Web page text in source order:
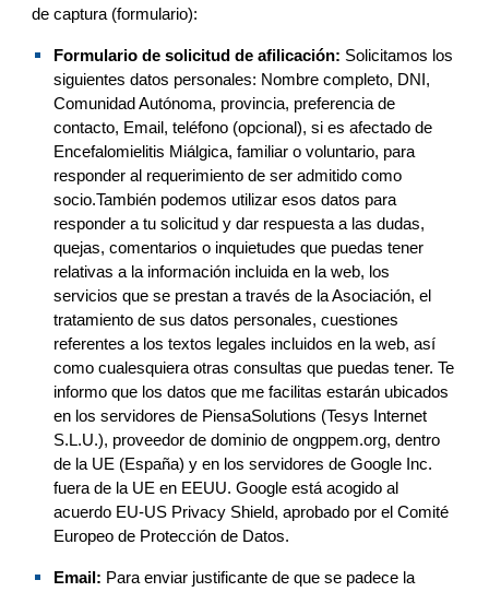
de captura (formulario):
Formulario de solicitud de afilicación: Solicitamos los
Comunidad Autónoma, provincia, preferencia de
contacto, Email, teléfono (opcional), si es afectado de
Encefalomielitis Miálgica, familiar o voluntario, para
responder al requerimiento de ser admitido como
socio.También podemos utilizar esos datos para
responder a tu solicitud y dar respuesta a las dudas,
quejas, comentarios o inquietudes que puedas tener
relativas a la información incluida en la web, los
servicios que se prestan a través de la Asociación, el
tratamiento de sus datos personales, cuestiones
referentes a los textos legales incluidos en la web, así
como cualesquiera otras consultas que puedas tener. Te
informo que los datos que me facilitas estarán ubicados
en los servidores de PiensaSolutions (Tesys Internet
S.L.U.), proveedor de dominio de ongppem.org, dentro
de la UE (España) y en los servidores de Google Inc.
fuera de la UE en EEUU. Google está acogido al
acuerdo EU-US Privacy Shield, aprobado por el Comité
Europeo de Protección de Datos.
Email : Para enviar justificante de que se padece la